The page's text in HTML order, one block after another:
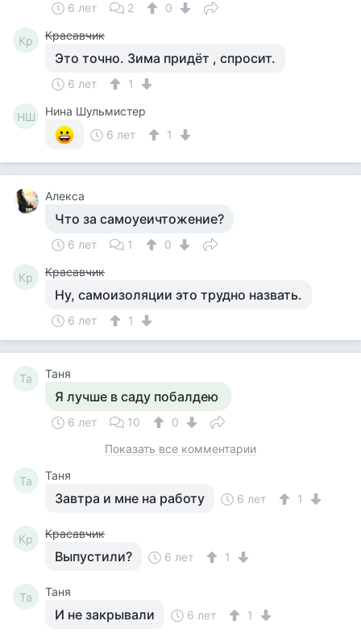
6 лет 2 0
Кр Красавчик
Это точно. Зима придёт , спросит.
6 лет 1
НШ
Нина Шульмистер
6 лет
1
Алекса
Что за самоуеичтожение?
6 лет 1 0
Кр Красавчик
Ну, самоизоляции это трудно назвать.
6 лет 1
Та Таня
Я лучше в саду побалдею
6 лет 10
0
Показать все комментарии
Та Таня
Завтра и мне на работу 6 лет 1
Кр Красавчик
Выпустили? 6 лет 1
Та Таня
И не закрывали 6 лет 1